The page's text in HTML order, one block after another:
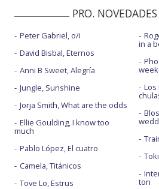
Still believe in love - con Vado
Strength of a woman
World's gone crazy
You ain't the only one
You ain't the only one - visualizer
PRO.
Peter Gabriel, o/i
David Bisbal, Eternos
Anni B Sweet, Alegría
Jungle, Sunshine
Jorja Smith, What are the odds
Ellie Goulding, I know too
much
Pablo López, El cuatro
Camela, Titánicos
Tove Lo, Estrus
in a
Los
ton